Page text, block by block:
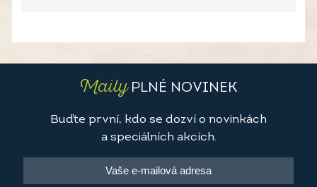
MailyPLNÉ NOVINEK
Buďte první, kdo se dozví o novinkách
a speciálních akcích.